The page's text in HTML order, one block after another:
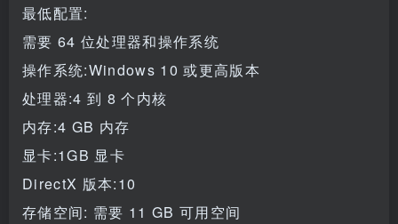
最低配置:
需要 64 位处理器和操作系统
操作系统:Windows 10 或更高版本
处理器:4 到 8 个内核
内存:4 GB 内存
显卡:1GB 显卡
DirectX 版本:10
存储空间: 需要 11 GB 可用空间